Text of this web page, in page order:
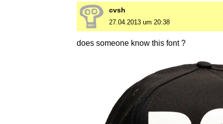
cvsh
27.04.2013 um 20:38
does someone know this font ?